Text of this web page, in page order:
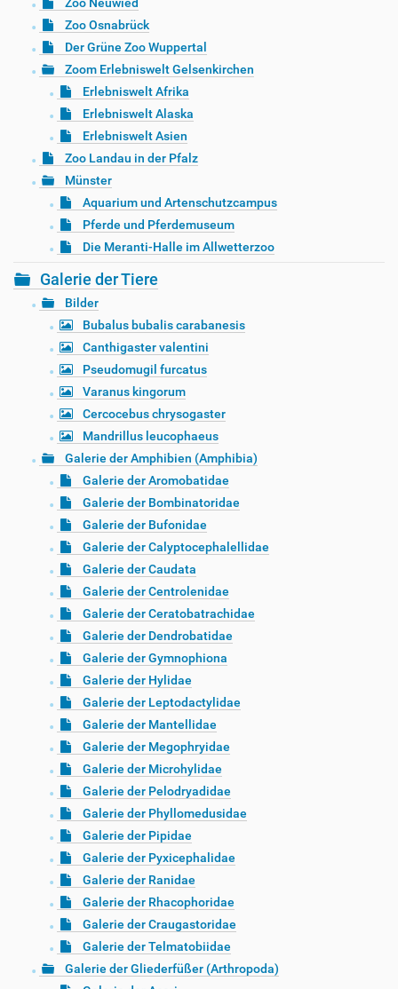
Zoo Neuwied
Zoo Osnabrück
Der Grüne Zoo Wuppertal
Zoom Erlebniswelt Gelsenkirchen
Erlebniswelt Afrika
Erlebniswelt Alaska
Erlebniswelt Asien
Zoo Landau in der Pfalz
Münster
Aquarium und Artenschutzcampus
Pferde und Pferdemuseum
Die Meranti-Halle im Allwetterzoo
Galerie der Tiere
Bilder
Bubalus bubalis carabanesis
Canthigaster valentini
Pseudomugil furcatus
Varanus kingorum
Cercocebus chrysogaster
Mandrillus leucophaeus
Galerie der Amphibien (Amphibia)
Galerie der Aromobatidae
Galerie der Bombinatoridae
Galerie der Bufonidae
Galerie der Calyptocephalellidae
Galerie der Caudata
Galerie der Centrolenidae
Galerie der Ceratobatrachidae
Galerie der Dendrobatidae
Galerie der Gymnophiona
Galerie der Hylidae
Galerie der Leptodactylidae
Galerie der Mantellidae
Galerie der Megophryidae
Galerie der Microhylidae
Galerie der Pelodryadidae
Galerie der Phyllomedusidae
Galerie der Pipidae
Galerie der Pyxicephalidae
Galerie der Ranidae
Galerie der Rhacophoridae
Galerie der Craugastoridae
Galerie der Telmatobiidae
Galerie der Gliederfüßer (Arthropoda)